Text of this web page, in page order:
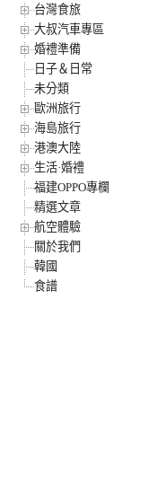
台灣食旅
大叔汽車專區
婚禮準備
日子＆日常
未分類
歐洲旅行
海島旅行
港澳大陸
生活·婚禮
福建OPPO專欄
精選文章
航空體驗
關於我們
韓國
食譜